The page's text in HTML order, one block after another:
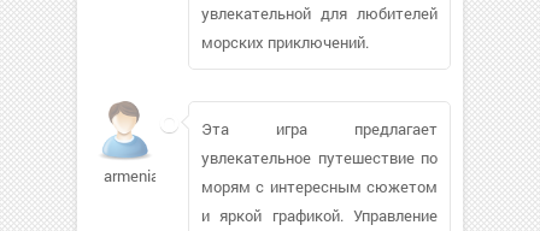
увлекательной для любителей
морских приключений.
armenia19472
Эта игра предлагает
увлекательное путешествие по
морям с интересным сюжетом
и яркой графикой. Управление